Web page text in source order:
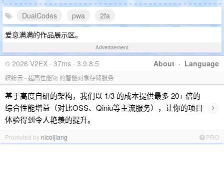
DualCodes pwa
2fa
爱意满满的作品展示区。
Advertisement
About · Language
© 2026 V2EX · 37ms · 3.9.8.5
缤纷云 - 超高性能🚀 的智能对象存储服务
基于高度自研的架构，我们以 1/3 的成本提供最多 20+ 倍的
综合性能增益（对比OSS、Qiniu等主流服务），让你的项目
体验得到令人艳羡的提升。
›
Promoted by nicoljiang PRO